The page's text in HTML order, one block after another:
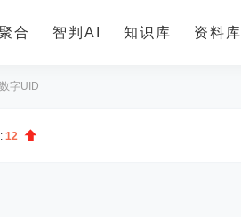
合 智判AI 知识库 资料库
数字UID
12